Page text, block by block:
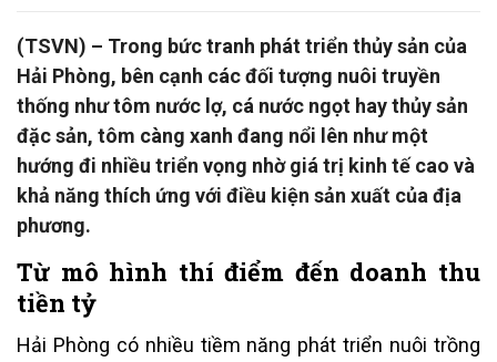
(TSVN) – Trong bức tranh phát triển thủy sản của
Hải Phòng, bên cạnh các đối tượng nuôi truyền
thống như tôm nước lợ, cá nước ngọt hay thủy sản
đặc sản, tôm càng xanh đang nổi lên như một
hướng đi nhiều triển vọng nhờ giá trị kinh tế cao và
khả năng thích ứng với điều kiện sản xuất của địa
phương.
Từ mô hình thí điểm đến doanh thu
tiền tỷ
Hải Phòng có nhiều tiềm năng phát triển nuôi trồng